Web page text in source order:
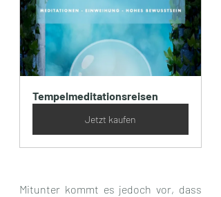
Tempelmeditationsreisen
Jetzt kaufen
Mitunter kommt es jedoch vor, dass